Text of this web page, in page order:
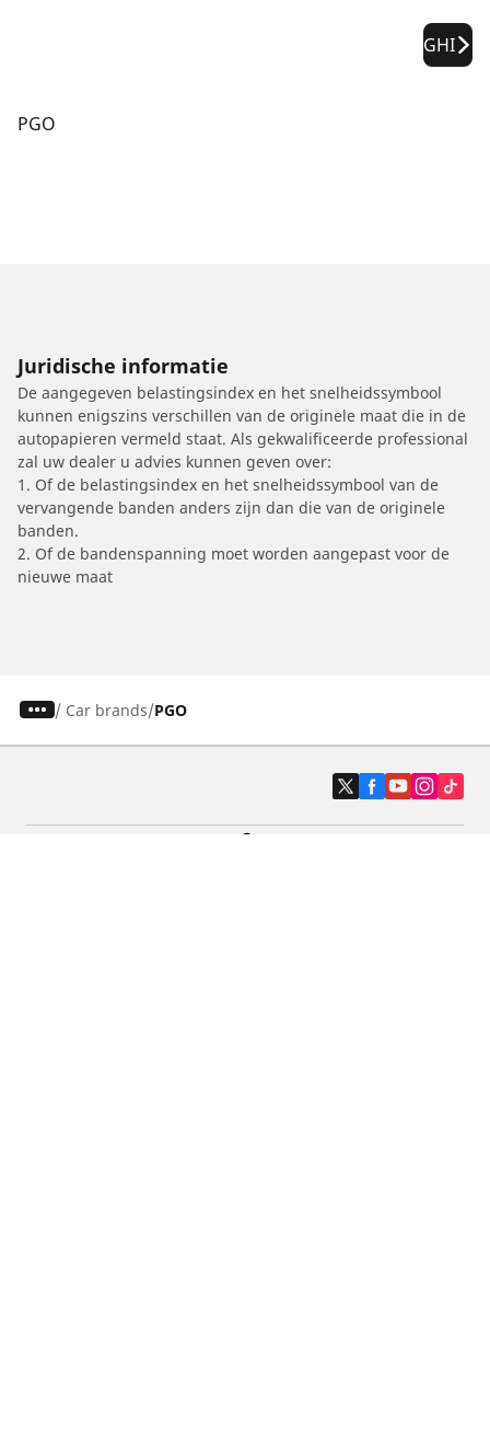
GHI
PGO
Juridische informatie
De aangegeven belastingsindex en het snelheidssymbool
kunnen enigszins verschillen van de originele maat die in de
autopapieren vermeld staat. Als gekwalificeerde professional
zal uw dealer u advies kunnen geven over:
1. Of de belastingsindex en het snelheidssymbool van de
vervangende banden anders zijn dan die van de originele
banden.
2. Of de bandenspanning moet worden aangepast voor de
nieuwe maat
/ Car brands PGO